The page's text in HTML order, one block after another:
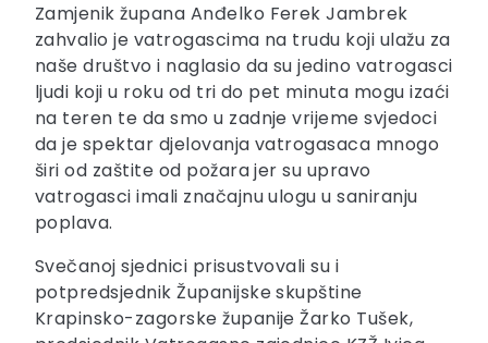
Zamjenik župana Anđelko Ferek Jambrek
zahvalio je vatrogascima na trudu koji ulažu za
naše društvo i naglasio da su jedino vatrogasci
ljudi koji u roku od tri do pet minuta mogu izaći
na teren te da smo u zadnje vrijeme svjedoci
da je spektar djelovanja vatrogasaca mnogo
širi od zaštite od požara jer su upravo
vatrogasci imali značajnu ulogu u saniranju
poplava.
Svečanoj sjednici prisustvovali su i
potpredsjednik Županijske skupštine
Krapinsko-zagorske županije Žarko Tušek,